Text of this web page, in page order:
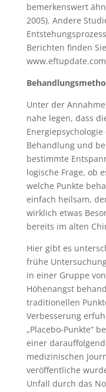
bemerkenswert
2005). Andere
Berichten finden
Unter der
nahe legen, dass
Behandlung und
bestimmte
logische Frage, ob
welche Punkte
einfach heilsam,
wirklich etwas
bereits im alten
Hier gibt es
frühe
in einer Gruppe
Höhenangst
traditionellen
Verbesserung
„Placebo-Punkte“
einer
medizinischen
veröffentliche
Unfall durch das